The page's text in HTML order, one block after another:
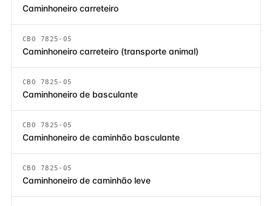
Caminhoneiro carreteiro
CBO 7825-05
Caminhoneiro carreteiro (transporte animal)
CBO 7825-05
Caminhoneiro de basculante
CBO 7825-05
Caminhoneiro de caminhão basculante
CBO 7825-05
Caminhoneiro de caminhão leve